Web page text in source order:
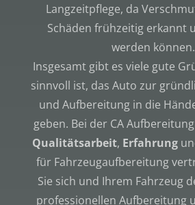
Langzeitpflege, da
Schäden frühzeitig erkannt
werden können.
Insgesamt gibt es viele gute
sinnvoll ist, das Auto zur
und Aufbereitung in die
geben. Bei der CA
Qualitätsarbeit, Erfahrung
für Fahrzeugaufbereitung
Sie sich und Ihrem Fahrzeug
professionellen Aufbereitung